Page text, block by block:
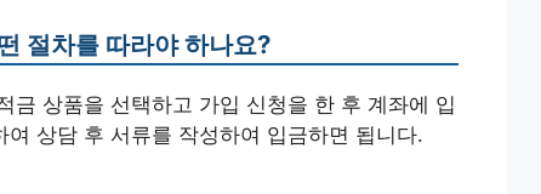
절차를 따라야 하나요?
금 상품을 선택하고 가입 신청을 한 후 계좌에 입
상담 후 서류를 작성하여 입금하면 됩니다.